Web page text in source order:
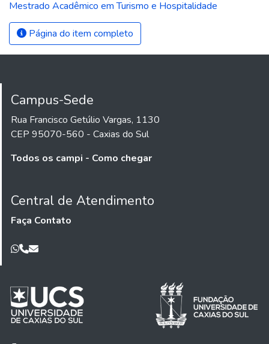
Mestrado Acadêmico em Turismo e Hospitalidade
Página do item completo
Campus-Sede
Rua Francisco Getúlio Vargas, 1130
CEP 95070-560 - Caxias do Sul
Todos os campi - Como chegar
Central de Atendimento
Faça Contato